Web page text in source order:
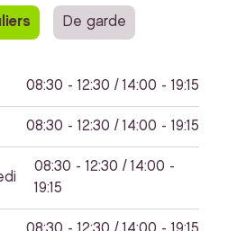
De garde
08:30 - 12:30 / 14:00 - 19:15
08:30 - 12:30 / 14:00 - 19:15
08:30 - 12:30 / 14:00 -
19:15